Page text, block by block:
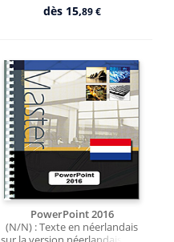
dès 15,89 €
PowerPoint 2016
(N/N) : Texte en néerlandais